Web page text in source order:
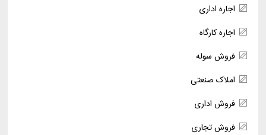
اجاره اداری
اجاره کارگاه
فروش سوله
املاک صنعتی
فروش اداری
فروش تجاری